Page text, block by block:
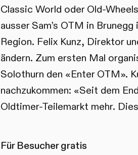
Classic World oder Old-
ausser Sam’s OTM in
Region. Felix Kunz, Direktor
ändern. Zum ersten Mal
Solothurn den «Enter OTM».
nachzukommen: «Seit dem
Oldtimer-Teilemarkt mehr.
Für Besucher gratis